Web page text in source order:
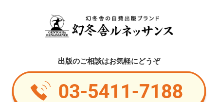
出版のご相談はお気軽にどうぞ